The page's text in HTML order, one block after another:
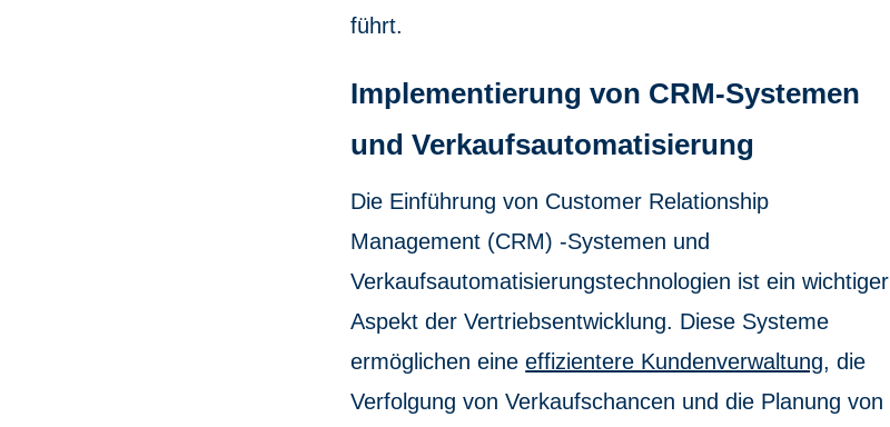
führt.
Implementierung von CRM-Systemen
und Verkaufsautomatisierung
Die Einführung von Customer Relationship
Management (CRM) -Systemen und
Verkaufsautomatisierungstechnologien ist ein wichtiger
Aspekt der Vertriebsentwicklung. Diese Systeme
ermöglichen eineeffizientere Kundenverwaltung, die
Verfolgung von Verkaufschancen und die Planung von